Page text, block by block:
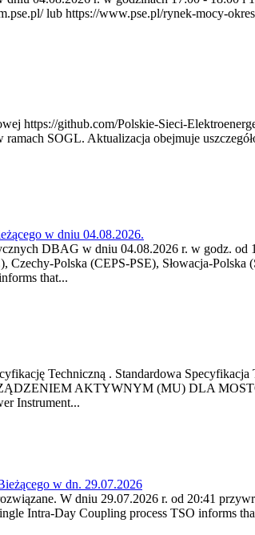
lub https://www.pse.pl/rynek-mocy-
https://github.com/Polskie-Sieci-
SOGL. Aktualizacja obejmuje
w dniu 04.08.2026.
DBAG w dniu 04.08.2026 r. w godz. od
Polska (CEPS-PSE), Słowacja-
that...
Techniczną . Standardowa
AKTYWNYM (MU) DLA
Instrument...
w dn. 29.07.2026
W dniu 29.07.2026 r. od 20:41
Intra-Day Coupling process TSO informs